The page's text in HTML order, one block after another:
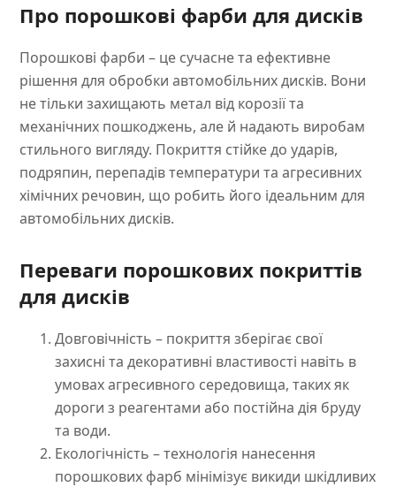
Про порошкові фарби для дисків
Порошкові фарби – це сучасне та ефективне
рішення для обробки автомобільних дисків. Вони
не тільки захищають метал від корозії та
механічних пошкоджень, але й надають виробам
стильного вигляду. Покриття стійке до ударів,
подряпин, перепадів температури та агресивних
хімічних речовин, що робить його ідеальним для
автомобільних дисків.
Переваги порошкових покриттів
для дисків
Довговічність – покриття зберігає свої
захисні та декоративні властивості навіть в
умовах агресивного середовища, таких як
дороги з реагентами або постійна дія бруду
та води.
Екологічність – технологія нанесення
порошкових фарб мінімізує викиди шкідливих